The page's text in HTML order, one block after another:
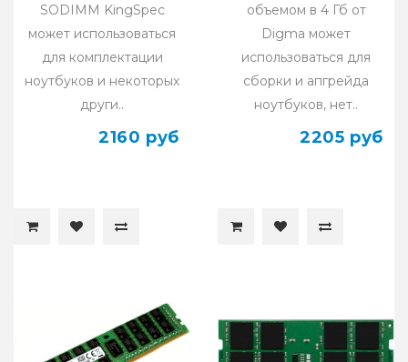
SODIMM KingSpec
может использоваться
для комплектации
ноутбуков и некоторых
други..
2160 руб
объемом в 4 Гб от
Digma может
использоваться для
сборки и апгрейда
ноутбуков, нет..
2205 руб